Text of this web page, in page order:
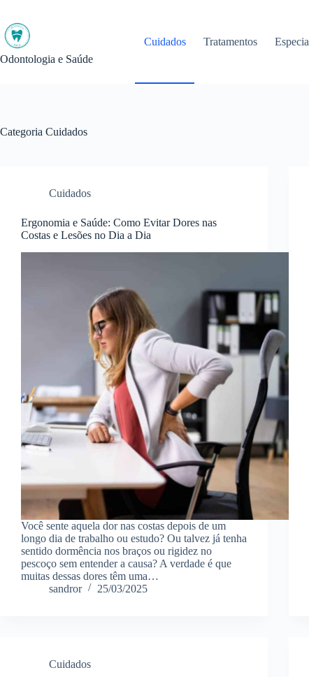
conteúdo
Odontologia e Saúde
Cuidados Tratamentos
Categoria Cuidados
Cuidados
Ergonomia e Saúde: Como Evitar Dores nas
Costas e Lesões no Dia a Dia
Você sente aquela dor nas costas depois de um
longo dia de trabalho ou estudo? Ou talvez já tenha
sentido dormência nos braços ou rigidez no
pescoço sem entender a causa? A verdade é que
muitas dessas dores têm uma…
sandror
25/03/2025
Cuidados